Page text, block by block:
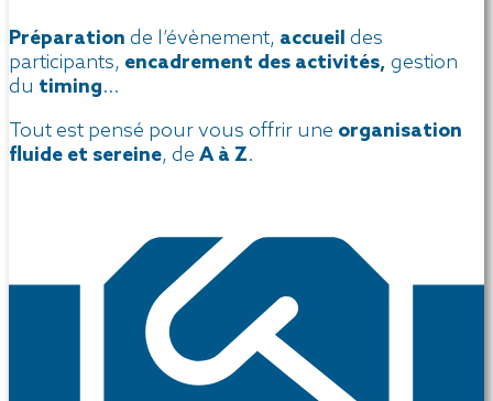
Préparation de l’évènement, accueil des
participants, encadrement des activités, gestion
du timing…
Tout est pensé pour vous offrir une organisation
fluide et sereine, de A à Z.